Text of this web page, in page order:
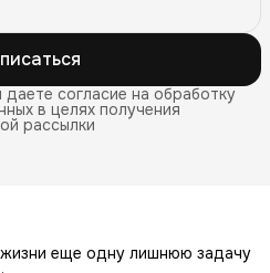
согласие на обработку
в целях получения
рассылки
еще одну лишнюю задачу